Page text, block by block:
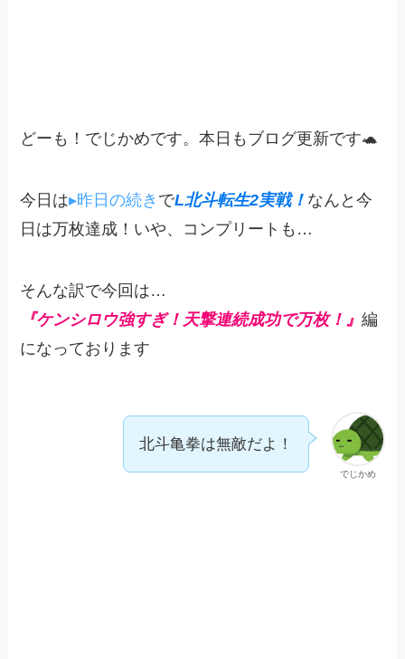
どーも！でじかめです。本日もブログ更新です🐢
今日は▸昨日の続き でL北斗転生2実戦！ なんと今
日は万枚達成！いや、コンプリートも…
そんな訳で今回は…
『ケンシロウ強すぎ！天撃連続成功で万枚！』編
になっております
でじかめ
北斗亀拳は無敵だよ！